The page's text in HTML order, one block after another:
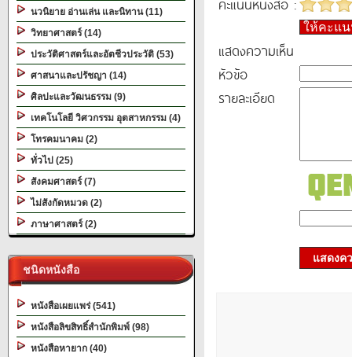
นวนิยาย อ่านเล่น และนิทาน (11)
วิทยาศาสตร์ (14)
ประวัติศาสตร์และอัตชีวประวัติ (53)
ศาสนาและปรัชญา (14)
ศิลปะและวัฒนธรรม (9)
เทคโนโลยี วิศวกรรม อุตสาหกรรม (4)
โทรคมนาคม (2)
ทั่วไป (25)
สังคมศาสตร์ (7)
ไม่สังกัดหมวด (2)
ภาษาศาสตร์ (2)
ชนิดหนังสือ
หนังสือเผยแพร่ (541)
หนังสือลิขสิทธิ์สำนักพิมพ์ (98)
หนังสือหายาก (40)
ให้คะแ
แสดงความเห็น
หัวข้อ
รายละเอียด
แสดงค